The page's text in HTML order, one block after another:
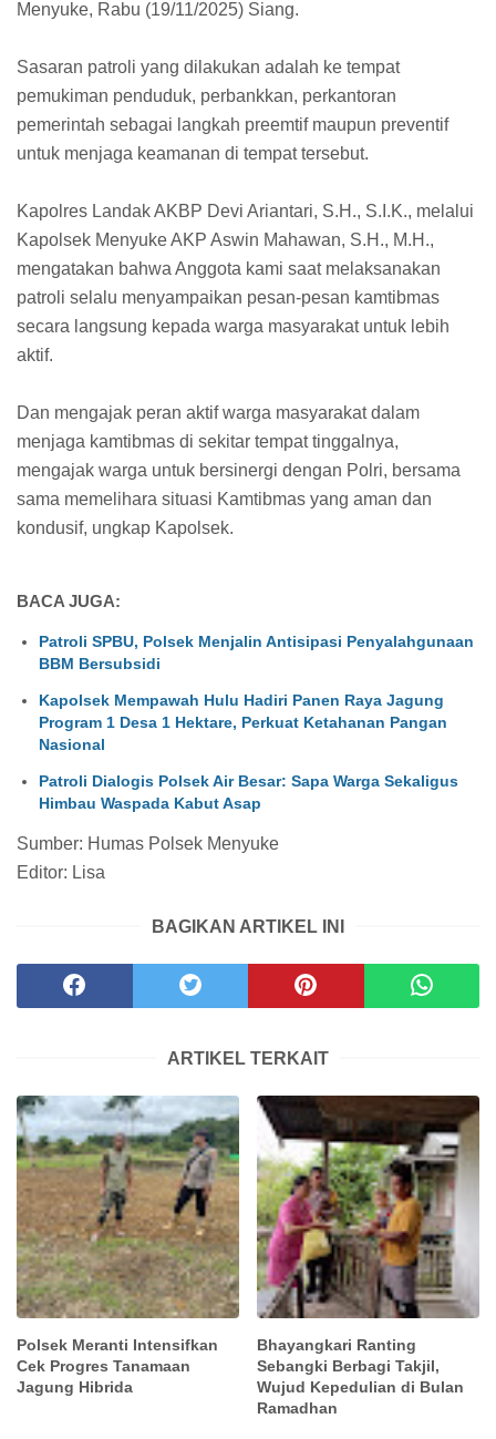
Menyuke, Rabu (19/11/2025) Siang.
Sasaran patroli yang dilakukan adalah ke tempat
pemukiman penduduk, perbankkan, perkantoran
pemerintah sebagai langkah preemtif maupun preventif
untuk menjaga keamanan di tempat tersebut.
Kapolres Landak AKBP Devi Ariantari, S.H., S.I.K., melalui
Kapolsek Menyuke AKP Aswin Mahawan, S.H., M.H.,
mengatakan bahwa Anggota kami saat melaksanakan
patroli selalu menyampaikan pesan-pesan kamtibmas
secara langsung kepada warga masyarakat untuk lebih
aktif.
Dan mengajak peran aktif warga masyarakat dalam
menjaga kamtibmas di sekitar tempat tinggalnya,
mengajak warga untuk bersinergi dengan Polri, bersama
sama memelihara situasi Kamtibmas yang aman dan
kondusif, ungkap Kapolsek.
BACA JUGA:
Patroli SPBU, Polsek Menjalin Antisipasi Penyalahgunaan
BBM Bersubsidi
Kapolsek Mempawah Hulu Hadiri Panen Raya Jagung
Program 1 Desa 1 Hektare, Perkuat Ketahanan Pangan
Nasional
Patroli Dialogis Polsek Air Besar: Sapa Warga Sekaligus
Himbau Waspada Kabut Asap
Sumber: Humas Polsek Menyuke
Editor: Lisa
BAGIKAN ARTIKEL INI
ARTIKEL TERKAIT
Polsek Meranti Intensifkan
Cek Progres Tanamaan
Jagung Hibrida
Bhayangkari Ranting
Sebangki Berbagi Takjil,
Wujud Kepedulian di Bulan
Ramadhan